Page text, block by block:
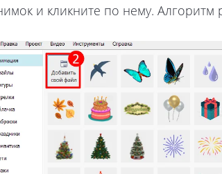
и кликните по нему.